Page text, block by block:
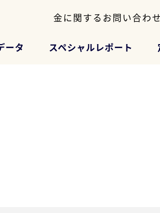
金に関するお問い合わ
ータ スペシャルレポート